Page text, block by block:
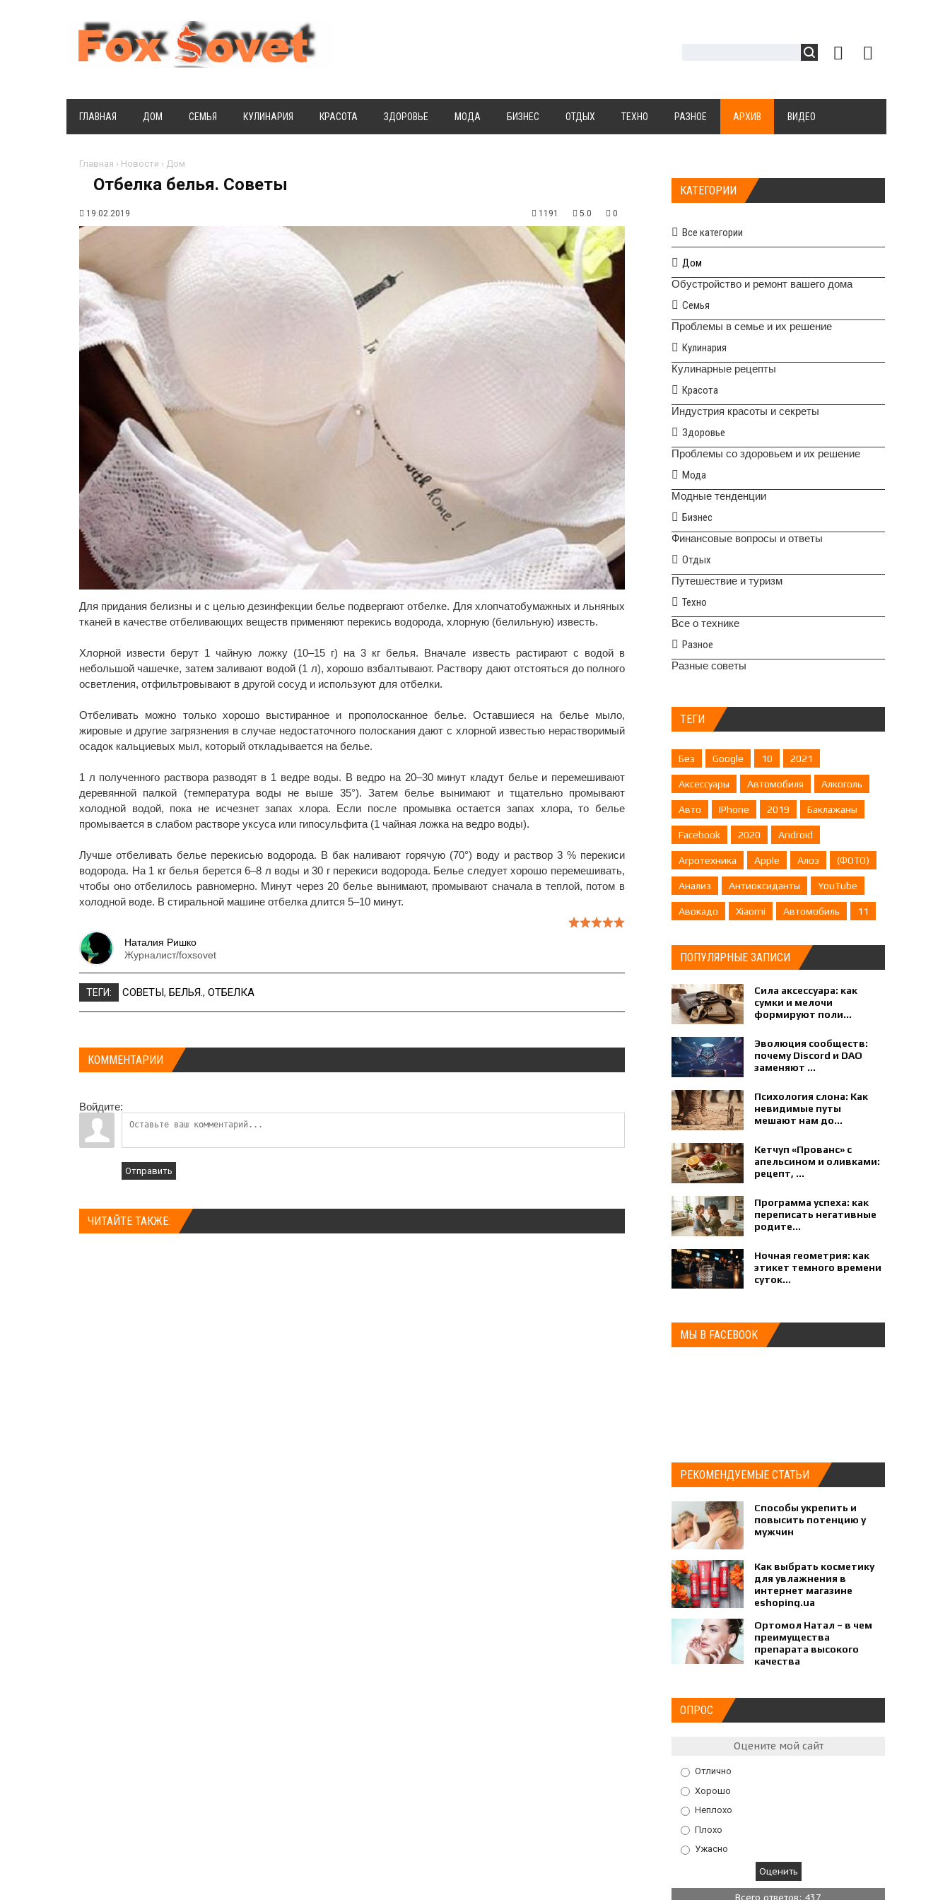
ГЛАВНАЯ ДОМ СЕМЬЯ КУЛИНАРИЯ КРАСОТА ЗДОРОВЬЕ МОДА БИЗНЕС ОТДЫХ ТЕХНО РАЗНОЕ АРХИВ ВИДЕО
Главная › Новости › Дом
Отбелка белья. Советы
19.02.2019 1191 5.0 0
Для придания белизны и с целью дезинфекции белье подвергают отбелке. Для хлопчатобумажных и льняных
тканей в качестве отбеливающих веществ применяют перекись водорода, хлорную (белильную) известь.
Хлорной извести берут 1 чайную ложку (10–15 г) на 3 кг белья. Вначале известь растирают с водой в
небольшой чашечке, затем заливают водой (1 л), хорошо взбалтывают. Раствору дают отстояться до полного
осветления, отфильтровывают в другой сосуд и используют для отбелки.
Отбеливать можно только хорошо выстиранное и прополосканное белье. Оставшиеся на белье мыло,
жировые и другие загрязнения в случае недостаточного полоскания дают с хлорной известью нерастворимый
осадок кальциевых мыл, который откладывается на белье.
1 л полученного раствора разводят в 1 ведре воды. В ведро на 20–30 минут кладут белье и перемешивают
деревянной палкой (температура воды не выше 35°). Затем белье вынимают и тщательно промывают
холодной водой, пока не исчезнет запах хлора. Если после промывка остается запах хлора, то белье
промывается в слабом растворе уксуса или гипосульфита (1 чайная ложка на ведро воды).
Лучше отбеливать белье перекисью водорода. В бак наливают горячую (70°) воду и раствор 3 % перекиси
водорода. На 1 кг белья берется 6–8 л воды и 30 г перекиси водорода. Белье следует хорошо перемешивать,
чтобы оно отбелилось равномерно. Минут через 20 белье вынимают, промывают сначала в теплой, потом в
холодной воде. В стиральной машине отбелка длится 5–10 минут.
Наталия Ришко
Журналист/foxsovet
ТЕГИ: СОВЕТЫ , БЕЛЬЯ., ОТБЕЛКА
КОММЕНТАРИИ
Войдите:
Отправить
ЧИТАЙТЕ ТАКЖЕ:
КАТЕГОРИИ
Все категории
Дом
Обустройство и ремонт вашего дома
Семья
Проблемы в семье и их решение
Кулинария
Кулинарные рецепты
Красота
Индустрия красоты и секреты
Здоровье
Проблемы со здоровьем и их решение
Мода
Модные тенденции
Бизнес
Финансовые вопросы и ответы
Отдых
Путешествие и туризм
Техно
Все о технике
Разное
Разные советы
ТЕГИ
Без Google 10 2021
Аксессуары Автомобиля Алкоголь
Авто IPhone 2019 Баклажаны
Facebook 2020 Android
Агротехника Apple Алоэ (ФОТО)
Анализ Антиоксиданты YouTube
Авокадо Xiaomi Автомобиль 11
ПОПУЛЯРНЫЕ ЗАПИСИ
Сила аксессуара: как
сумки и мелочи
формируют поли...
Эволюция сообществ:
почему Discord и DAO
заменяют ...
Психология слона: Как
невидимые путы
мешают нам до...
Кетчуп «Прованс» с
апельсином и оливками:
рецепт, ...
Программа успеха: как
переписать негативные
родите...
Ночная геометрия: как
этикет темного времени
суток...
МЫ В FACEBOOK
РЕКОМЕНДУЕМЫЕ СТАТЬИ
Способы укрепить и
повысить потенцию у
мужчин
Как выбрать косметику
для увлажнения в
интернет магазине
eshoping.ua
Ортомол Натал – в чем
преимущества
препарата высокого
качества
ОПРОС
Оцените мой сайт
Отлично
Хорошо
Неплохо
Плохо
Ужасно
Всего ответов: 437